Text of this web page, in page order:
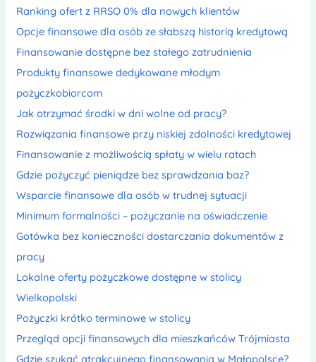
Ranking ofert z RRSO 0% dla nowych klientów
Opcje finansowe dla osób ze słabszą historią kredytową
Finansowanie dostępne bez stałego zatrudnienia
Produkty finansowe dedykowane młodym
pożyczkobiorcom
Jak otrzymać środki w dni wolne od pracy?
Rozwiązania finansowe przy niskiej zdolności kredytowej
Finansowanie z możliwością spłaty w wielu ratach
Gdzie pożyczyć pieniądze bez sprawdzania baz?
Wsparcie finansowe dla osób w trudnej sytuacji
Minimum formalności – pożyczanie na oświadczenie
Gotówka bez konieczności dostarczania dokumentów z
pracy
Lokalne oferty pożyczkowe dostępne w stolicy
Wielkopolski
Pożyczki krótko terminowe w stolicy
Przegląd opcji finansowych dla mieszkańców Trójmiasta
Gdzie szukać atrakcyjnego finansowania w Małopolsce?